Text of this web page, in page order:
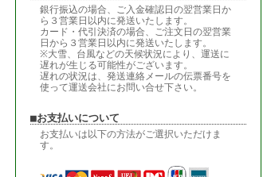
銀行振込の場合、ご入金確認日の翌営業日か
ら３営業日以内に発送いたします。
カード・代引決済の場合、ご注文日の翌営業
日から３営業日以内に発送いたします。
※大雪、台風などの天候状況により、運送に
遅れが生じる可能性がございます。
遅れの状況は、発送連絡メールの伝票番号を
使って運送会社にお問い合せ下さい。
■お支払いについて
お支払いは以下の方法がご選択いただけま
す。